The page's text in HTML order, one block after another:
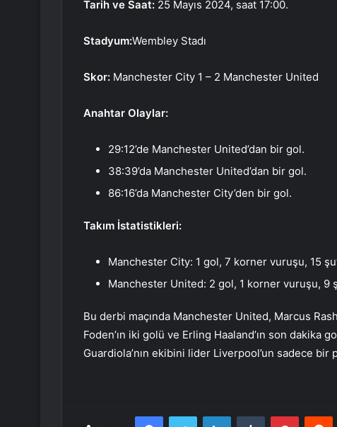
Tarih ve Saat: 25 Mayıs 2024, saat 17:00.
Stadyum:Wembley Stadı
Skor: Manchester City 1 – 2 Manchester United
Anahtar Olaylar:
29:12’de Manchester United’dan bir gol.
38:39’da Manchester United’dan bir gol.
86:16’da Manchester City’den bir gol.
Takım İstatistikleri:
Manchester City: 1 gol, 7 korner vuruşu, 15
Manchester United: 2 gol, 1 korner vuruşu, 9
Bu derbi maçında Manchester United, Marcus
Foden’ın iki golü ve Erling Haaland’ın son
Guardiola’nın ekibini lider Liverpool’un sadece bir
FacebookTwitter LinkedInTumblr Pinterest